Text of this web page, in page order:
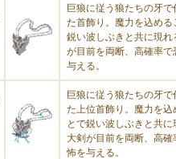
巨狼に従う狼たちの牙で
た首飾り。魔力を込める
鋭い波しぶきと共に現れ
が目前を両断、高確率で
与える。
巨狼に従う狼たちの牙で
た上位首飾り。魔力を込
とで鋭い波しぶきと共に
大剣が目前を両断、高確
怖を与える。